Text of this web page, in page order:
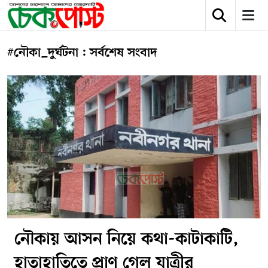
#নৌকা_দুর্ঘটনা : সর্বশেষ সংবাদ
নৌকায় আসন নিয়ে কথা-কাটাকাটি,
হাতাহাতিতে প্রাণ গেল যাত্রীর